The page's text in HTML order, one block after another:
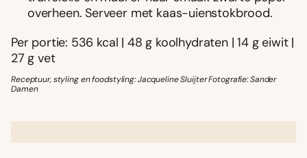
overheen. Serveer met kaas-uienstokbrood.
Per portie: 536 kcal | 48 g koolhydraten | 14 g eiwit |
27 g vet
Receptuur, styling en foodstyling: Jacqueline Sluijter Fotografie: Sander
Damen